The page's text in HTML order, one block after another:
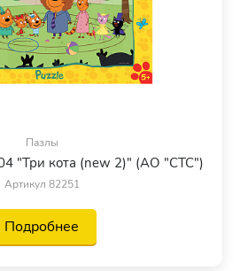
Пазлы
"Три кота (new 2)" (АО "СТС")
Артикул 82251
Подробнее